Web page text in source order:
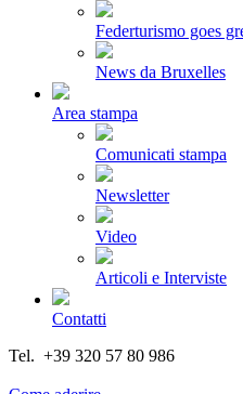
Federturismo goes
News da Bruxelles
Area stampa
Comunicati stampa
Newsletter
Video
Articoli e Interviste
Contatti
Tel. +39 320 57 80 986